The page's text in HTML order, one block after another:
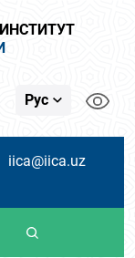
Рус
iica@iica.uz